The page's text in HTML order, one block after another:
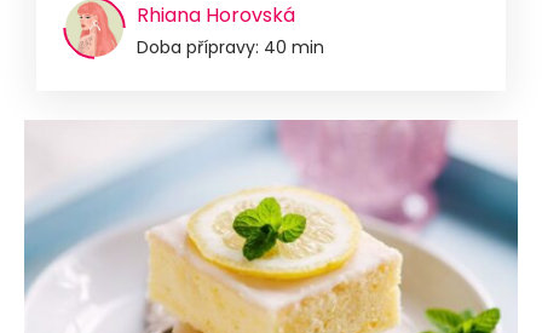
Rhiana Horovská
Doba přípravy: 40 min